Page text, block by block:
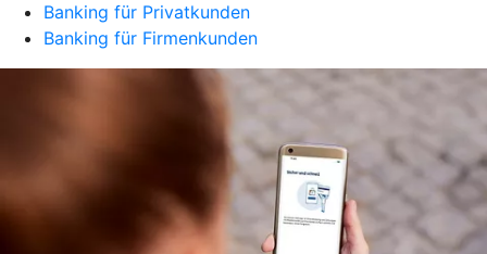
Banking für Privatkunden
Banking für Firmenkunden